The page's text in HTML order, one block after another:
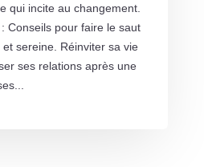
qui incite au changement.
Conseils pour faire le saut
sereine. Réinviter sa vie
ses relations après une